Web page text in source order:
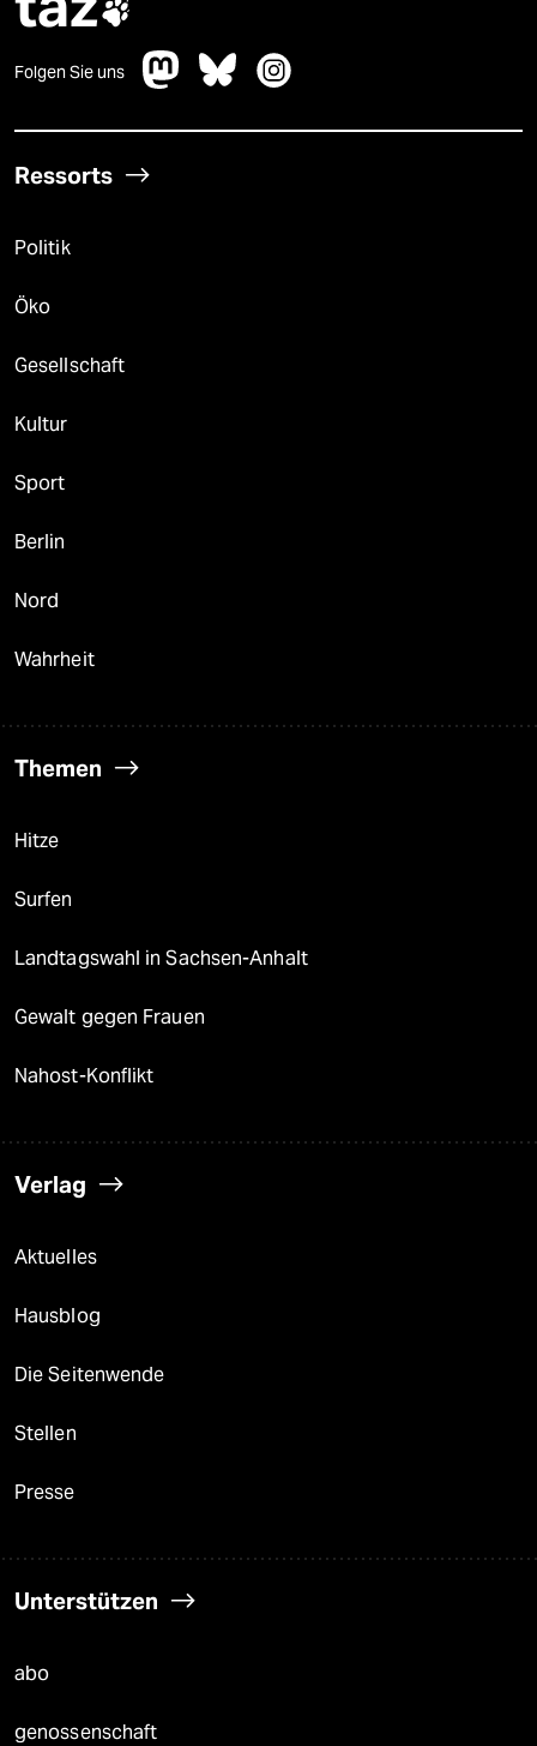

Folgen Sie uns
Ressorts
Politik
Öko
Gesellschaft
Kultur
Sport
Berlin
Nord
Wahrheit
Themen
Hitze
Surfen
Landtagswahl in Sachsen-Anhalt
Gewalt gegen Frauen
Nahost-Konflikt
Verlag
Aktuelles
Hausblog
Die Seitenwende
Stellen
Presse
Unterstützen
abo
genossenschaft